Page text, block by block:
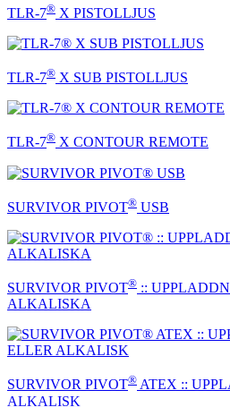
TLR-7® X PISTOLLJUS
TLR-7® X SUB PISTOLLJUS
TLR-7® X CONTOUR REMOTE
SURVIVOR PIVOT® USB
SURVIVOR PIVOT® ::
ALKALISKA
SURVIVOR PIVOT® ATEX ::
ALKALISK